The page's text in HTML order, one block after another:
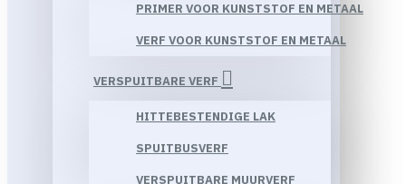
PRIMER VOOR KUNSTSTOF EN METAAL
VERF VOOR KUNSTSTOF EN METAAL
VERSPUITBARE VERF
HITTEBESTENDIGE LAK
SPUITBUSVERF
VERSPUITBARE MUURVERF